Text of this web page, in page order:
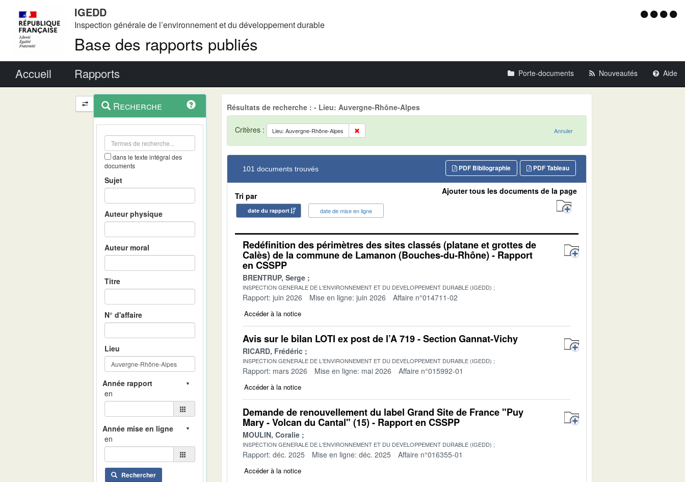
IGEDD
Inspection générale de l’environnement et du développement durable
Base des rapports publiés
Menu
Accueil Rapports Porte-documents Nouveautés Aide
Navigation
et
outils
contextuel
Recherche
dans le texte intégral des
documents
Sujet
Auteur physique
Auteur moral
Titre
N° d'affaire
Lieu
en
en
Rechercher
Résultats de recherche : - Lieu: Auvergne-Rhône-Alpes
Critères : Lieu: Auvergne-Rhône-Alpes Annuler
101 documents trouvés PDF Tableau
PDF Bibliographie
Tri par
date du rapport date de mise en ligne
Ajouter tous les documents de la page
Redéfinition des périmètres des sites classés (platane et grottes de
Calès) de la commune de Lamanon (Bouches-du-Rhône) - Rapport
en CSSPP
BRENTRUP, Serge
INSPECTION GENERALE DE L'ENVIRONNEMENT ET DU DEVELOPPEMENT DURABLE (IGEDD)
Rapport: juin 2026 Mise en ligne: juin 2026 Affaire n°014711-02
Accéder à la notice
Avis sur le bilan LOTI ex post de l’A 719 - Section Gannat-Vichy
RICARD, Frédéric
INSPECTION GENERALE DE L'ENVIRONNEMENT ET DU DEVELOPPEMENT DURABLE (IGEDD)
Rapport: mars 2026 Mise en ligne: mai 2026 Affaire n°015992-01
Accéder à la notice
Demande de renouvellement du label Grand Site de France "Puy
Mary - Volcan du Cantal" (15) - Rapport en CSSPP
MOULIN, Coralie
INSPECTION GENERALE DE L'ENVIRONNEMENT ET DU DEVELOPPEMENT DURABLE (IGEDD)
Rapport: déc. 2025 Mise en ligne: déc. 2025 Affaire n°016355-01
Accéder à la notice